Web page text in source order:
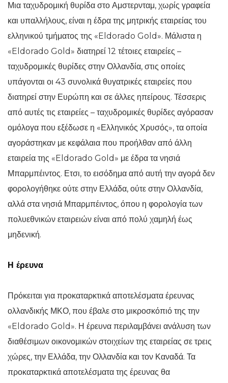
Μια ταχυδρομική θυρίδα στο Αμστερνταμ, χωρίς γραφεία
και υπαλλήλους, είναι η έδρα της μητρικής εταιρείας του
ελληνικού τμήματος της «Eldorado Gold». Μάλιστα η
«Eldorado Gold» διατηρεί 12 τέτοιες εταιρείες –
ταχυδρομικές θυρίδες στην Ολλανδία, στις οποίες
υπάγονται οι 43 συνολικά θυγατρικές εταιρείες που
διατηρεί στην Ευρώπη και σε άλλες ηπείρους. Τέσσερις
από αυτές τις εταιρείες – ταχυδρομικές θυρίδες αγόρασαν
ομόλογα που εξέδωσε η «Ελληνικός Χρυσός», τα οποία
αγοράστηκαν με κεφάλαια που προήλθαν από άλλη
εταιρεία της «Eldorado Gold» με έδρα τα νησιά
Μπαρμπέιντος. Ετσι, το εισόδημα από αυτή την αγορά δεν
φορολογήθηκε ούτε στην Ελλάδα, ούτε στην Ολλανδία,
αλλά στα νησιά Μπαρμπέιντος, όπου η φορολογία των
πολυεθνικών εταιρειών είναι από πολύ χαμηλή έως
μηδενική.
Η έρευνα
Πρόκειται για προκαταρκτικά αποτελέσματα έρευνας
ολλανδικής ΜΚΟ, που έβαλε στο μικροσκόπιό της την
«Eldorado Gold». Η έρευνα περιλαμβάνει ανάλυση των
διαθέσιμων οικονομικών στοιχείων της εταιρείας σε τρεις
χώρες, την Ελλάδα, την Ολλανδία και τον Καναδά. Τα
προκαταρκτικά αποτελέσματα της έρευνας θα